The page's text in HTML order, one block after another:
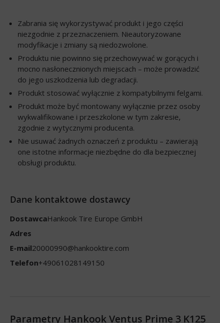
Zabrania się wykorzystywać produkt i jego części
niezgodnie z przeznaczeniem. Nieautoryzowane
modyfikacje i zmiany są niedozwolone.
Produktu nie powinno się przechowywać w gorących i
mocno nasłonecznionych miejscach – może prowadzić
do jego uszkodzenia lub degradacji.
Produkt stosować wyłącznie z kompatybilnymi felgami.
Produkt może być montowany wyłącznie przez osoby
wykwalifikowane i przeszkolone w tym zakresie,
zgodnie z wytycznymi producenta.
Nie usuwać żadnych oznaczeń z produktu – zawierają
one istotne informacje niezbędne do dla bezpiecznej
obsługi produktu.
Dane kontaktowe dostawcy
DostawcaHankook Tire Europe GmbH
Adres
E-mail20000990@hankooktire.com
Telefon+49061028149150
Parametry Hankook Ventus Prime 3 K125